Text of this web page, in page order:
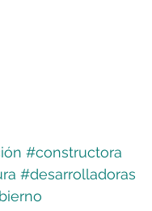
#constructora
#desarrolladoras